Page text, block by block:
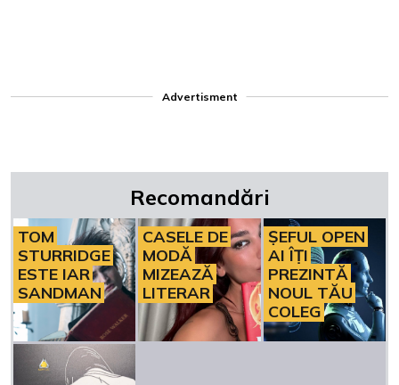
Advertisment
Recomandări
TOM
STURRIDGE
ESTE IAR
SANDMAN
CASELE DE
MODĂ
MIZEAZĂ
LITERAR
ȘEFUL OPEN
AI ÎȚI
PREZINTĂ
NOUL TĂU
COLEG